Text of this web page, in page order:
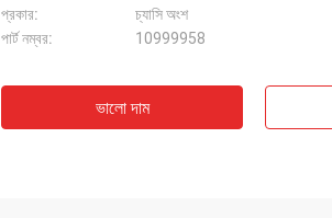
প্রকার:
চ্যাসি অংশ
পার্ট নম্বর:
10999958
ভালো দাম